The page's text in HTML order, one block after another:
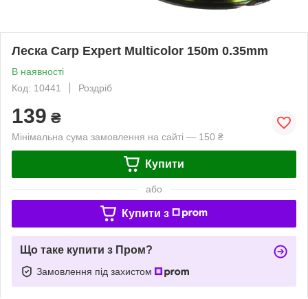
Леска Carp Expert Multicolor 150m 0.35mm
В наявності
Код: 10441
Роздріб
139 ₴
Мінімальна сума замовлення на сайті — 150 ₴
Купити
або
Купити з
Що таке купити з Пром?
Замовлення під захистом